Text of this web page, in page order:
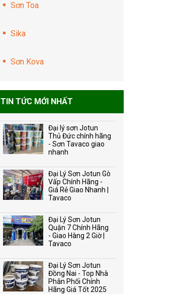
Sơn Toa
Sika
Sơn Kova
TIN TỨC MỚI NHẤT
Đại lý sơn Jotun
Thủ Đức chính hãng
- Sơn Tavaco giao
nhanh
Đại Lý Sơn Jotun Gò
Vấp Chính Hãng -
Giá Rẻ Giao Nhanh |
Tavaco
Đại Lý Sơn Jotun
Quận 7 Chính Hãng
- Giao Hàng 2 Giờ |
Tavaco
Đại Lý Sơn Jotun
Đồng Nai - Top Nhà
Phân Phối Chính
Hãng Giá Tốt 2025